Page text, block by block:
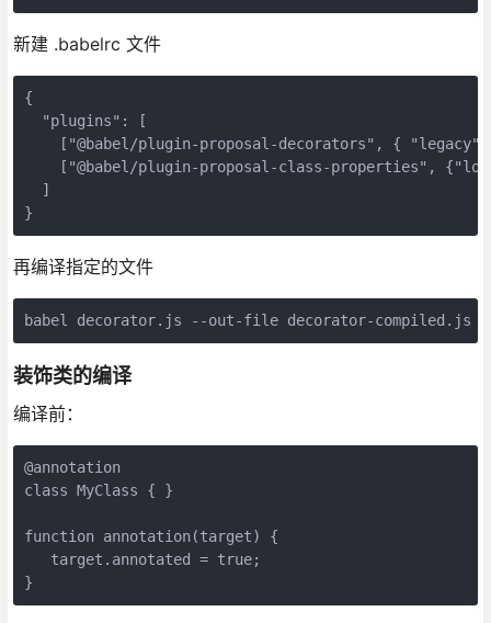
新建 .babelrc 文件
{
  "plugins": [
["@babel/plugin-proposal-decorators", {
["@babel/plugin-proposal-class-properties",
  ]
}
再编译指定的文件
babel decorator.js --out-file decorator-compiled.js
装饰类的编译
编译前：
@annotation
class MyClass { }
function annotation(target) {
   target.annotated = true;
}